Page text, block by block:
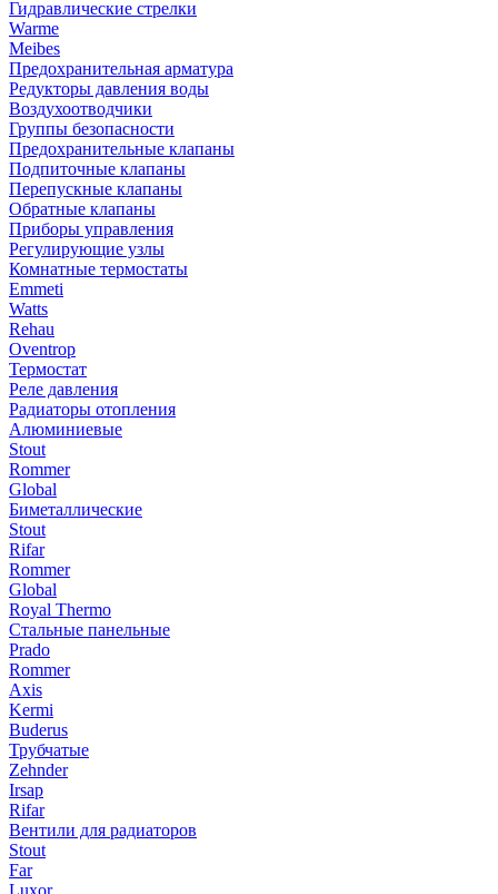
Гидравлические стрелки
Warme
Meibes
Предохранительная арматура
Редукторы давления воды
Воздухоотводчики
Группы безопасности
Предохранительные клапаны
Подпиточные клапаны
Перепускные клапаны
Обратные клапаны
Приборы управления
Регулирующие узлы
Комнатные термостаты
Emmeti
Watts
Rehau
Oventrop
Термостат
Реле давления
Радиаторы отопления
Алюминиевые
Stout
Rommer
Global
Биметаллические
Stout
Rifar
Rommer
Global
Royal Thermo
Стальные панельные
Prado
Rommer
Axis
Kermi
Buderus
Трубчатые
Zehnder
Irsap
Rifar
Вентили для радиаторов
Stout
Far
Luxor